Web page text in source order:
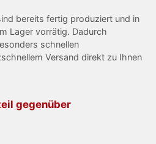
bereits fertig produziert und in
Lager vorrätig. Dadurch
schnellen
Versand direkt zu Ihnen
gegenüber